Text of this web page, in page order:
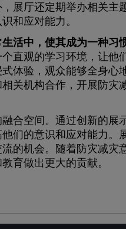
展厅还定期举办相关主
和应对能力。
活中，使其成为一种习
直观的学习环境，让他
体验，观众能够全身心
关机构合作，开展防灾
空间。通过创新的展
们的意识和应对能力。
的机会。随着防灾减灾
育做出更大的贡献。